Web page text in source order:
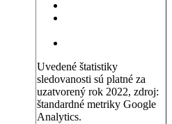
Uvedené štatistiky
sledovanosti sú platné za
uzatvorený rok 2022, zdroj:
štandardné metriky Google
Analytics.